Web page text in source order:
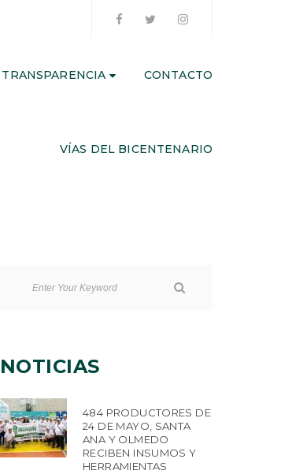
TRANSPARENCIA CONTACTO
VÍAS DEL BICENTENARIO
NOTICIAS
484 PRODUCTORES DE
24 DE MAYO, SANTA
ANA Y OLMEDO
RECIBEN INSUMOS Y
HERRAMIENTAS